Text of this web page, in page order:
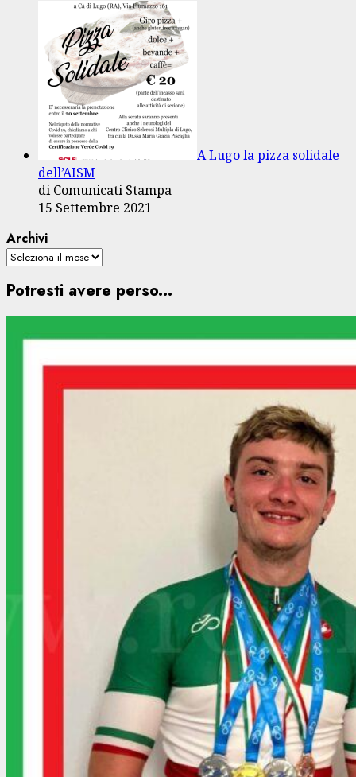
A Lugo la pizza solidale
dell’AISM
di Comunicati Stampa
15 Settembre 2021
Archivi
Potresti avere perso...